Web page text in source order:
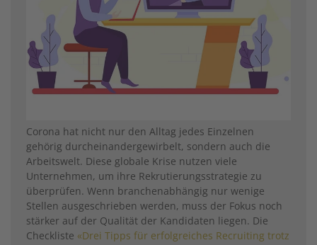
Corona hat nicht nur den Alltag jedes Einzelnen
gehörig durcheinandergewirbelt, sondern auch die
Arbeitswelt. Diese globale Krise nutzen viele
Unternehmen, um ihre Rekrutierungsstrategie zu
überprüfen. Wenn branchenabhängig nur wenige
Stellen ausgeschrieben werden, muss der Fokus noch
stärker auf der Qualität der Kandidaten liegen. Die
Checkliste «Drei Tipps für erfolgreiches Recruiting trotz